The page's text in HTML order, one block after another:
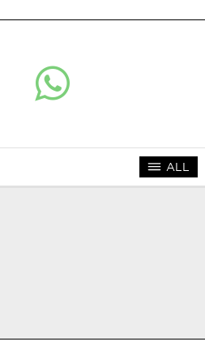
ALL